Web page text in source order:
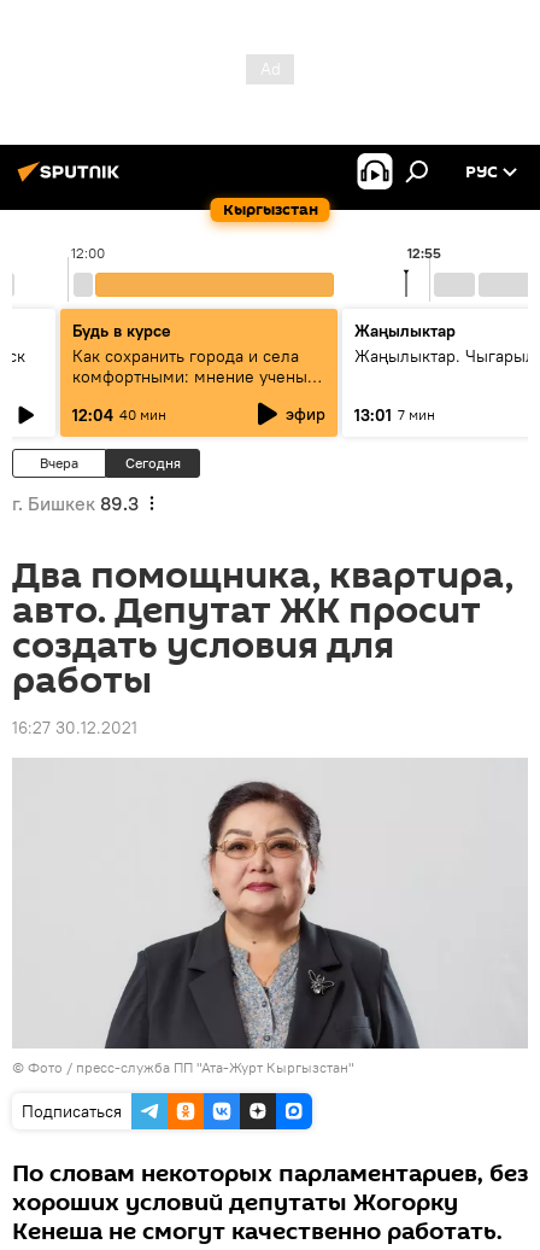
Кыргызстан
РУС
12:00 12:55
Будь в курсе
Как сохранить города и села
комфортными: мнение ученых
12:04 40 мин эфир
Жаңылыктар
Жаңылыктар.
13:01 7 мин
Вчера Сегодня
г. Бишкек 89.3
Два помощника, квартира,
авто. Депутат ЖК просит
создать условия для
работы
16:27 30.12.2021
© Фото / пресс-служба ПП "Ата-Журт Кыргызстан"
Подписаться
По словам некоторых парламентариев, без
хороших условий депутаты Жогорку
Кенеша не смогут качественно работать.